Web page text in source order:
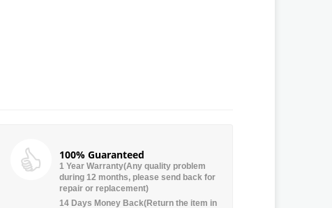
100% Guaranteed
1 Year Warranty(Any quality problem
during 12 months, please send back for
repair or replacement)
14 Days Money Back(Return the item in